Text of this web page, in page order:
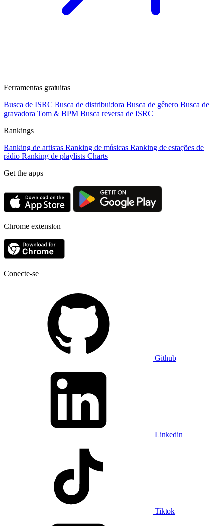
Ferramentas gratuitas
Busca de ISRC Busca de distribuidora Busca de gênero Busca de
gravadora Tom & BPM Busca reversa de ISRC
Rankings
Ranking de artistas Ranking de músicas Ranking de estações de
rádio Ranking de playlists Charts
Get the apps
Chrome extension
Conecte-se
Github
Linkedin
Tiktok